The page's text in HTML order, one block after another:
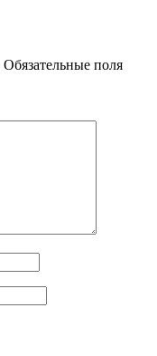
Обязательные поля